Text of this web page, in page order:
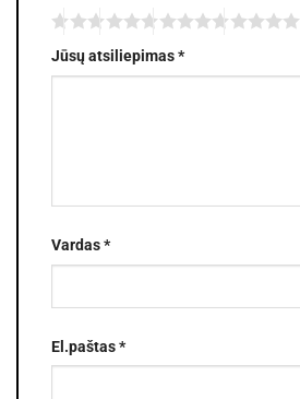
Jūsų atsiliepimas*
Vardas*
El.paštas*